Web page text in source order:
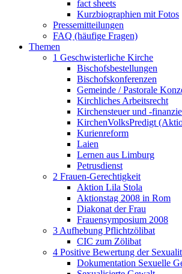
fact sheets
Kurzbiographien mit Fotos
Pressemitteilungen
FAQ (häufige Fragen)
Themen
1 Geschwisterliche Kirche
Bischofsbestellungen
Bischofskonferenzen
Gemeinde / Pastorale
Kirchliches Arbeitsrecht
Kirchensteuer und -
KirchenVolksPredigt
Kurienreform
Laien
Lernen aus Limburg
Petrusdienst
2 Frauen-Gerechtigkeit
Aktion Lila Stola
Aktionstag 2008 in Rom
Diakonat der Frau
Frauensymposium 2008
3 Aufhebung Pflichtzölibat
CIC zum Zölibat
4 Positive Bewertung der
Dokumentation Sexuelle